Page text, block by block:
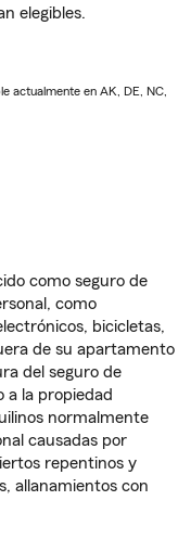
elegibles.
actualmente en AK, DE, NC,
como seguro de
como
bicicletas,
de su apartamento
del seguro de
a la propiedad
normalmente
causadas por
repentinos y
allanamientos con